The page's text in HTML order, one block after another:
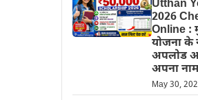
Utthan
2026
Online :
योजना के
अपलोड
अपना नाम
May 30,